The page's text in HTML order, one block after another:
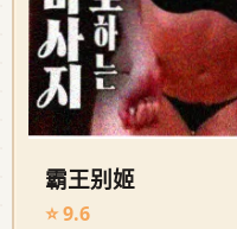
霸王别姬
⭐ 9.6